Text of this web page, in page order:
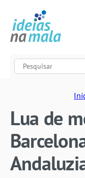
Lua de